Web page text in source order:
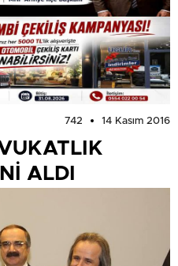
742 14 Kasım 2016
ALDI